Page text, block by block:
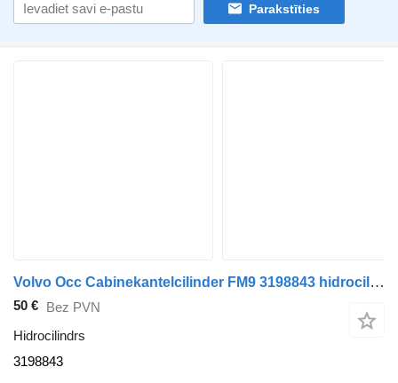
Parakstīties
Volvo Occ Cabinekantelcilinder FM9 3198843 hidrocilindrs paredzēts kravas automašīnas
50 € Bez PVN
Hidrocilindrs
3198843